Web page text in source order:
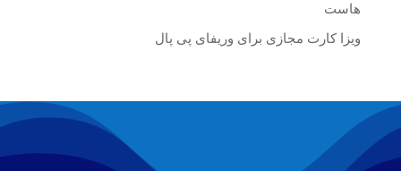
هاست
ویزا کارت مجازی برای وریفای پی پال